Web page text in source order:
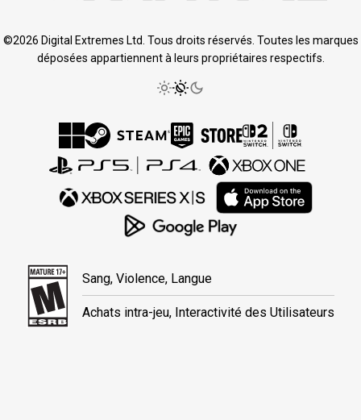
©2026 Digital Extremes Ltd. Tous droits réservés. Toutes les marques
déposées appartiennent à leurs propriétaires respectifs.
Sang, Violence, Langue
Achats intra-jeu, Interactivité des Utilisateurs